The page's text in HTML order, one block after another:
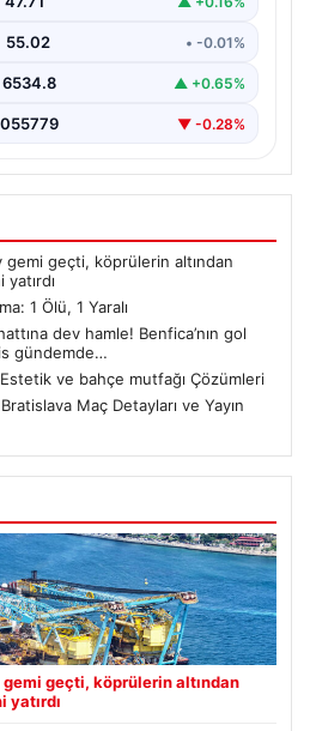
55.02 • -0.01%
6534.8 ▲ +0.65%
▼ -0.28%
gemi geçti, köprülerin altından
1 Ölü, 1 Yaralı
dev hamle! Benfica’nın gol
gündemde…
ve bahçe mutfağı Çözümleri
Maç Detayları ve Yayın
gemi geçti, köprülerin altından